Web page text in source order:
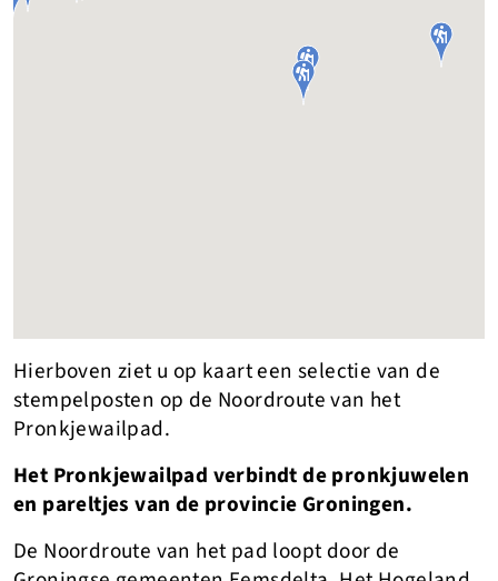



Hierboven ziet u op kaart een selectie van de
stempelposten op de Noordroute van het
Pronkjewailpad.
Het Pronkjewailpad verbindt de pronkjuwelen
en pareltjes van de provincie Groningen.
De Noordroute van het pad loopt door de